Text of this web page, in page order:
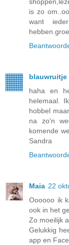
is zo
want
blauwruitje
haha en
helemaal.
hobbel
na zo'n
komende
Sandra
Maia 22
Oooooo ik
ook in het
Zo moeilijk
Gelukkig
app en